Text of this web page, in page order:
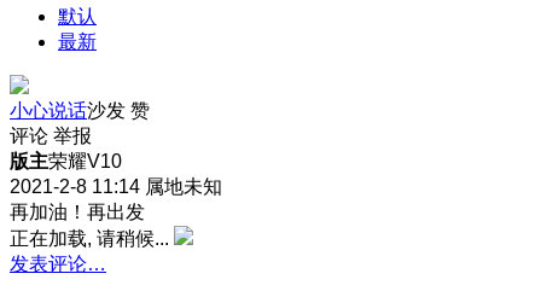
默认
最新
小心说话沙发 赞
评论 举报
版主荣耀V10
2021-2-8 11:14 属地未知
再加油！再出发
正在加载, 请稍候...
发表评论…